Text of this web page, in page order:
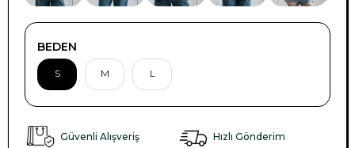
BEDEN
S M L
Güvenli Alışveriş Hızlı Gönderim